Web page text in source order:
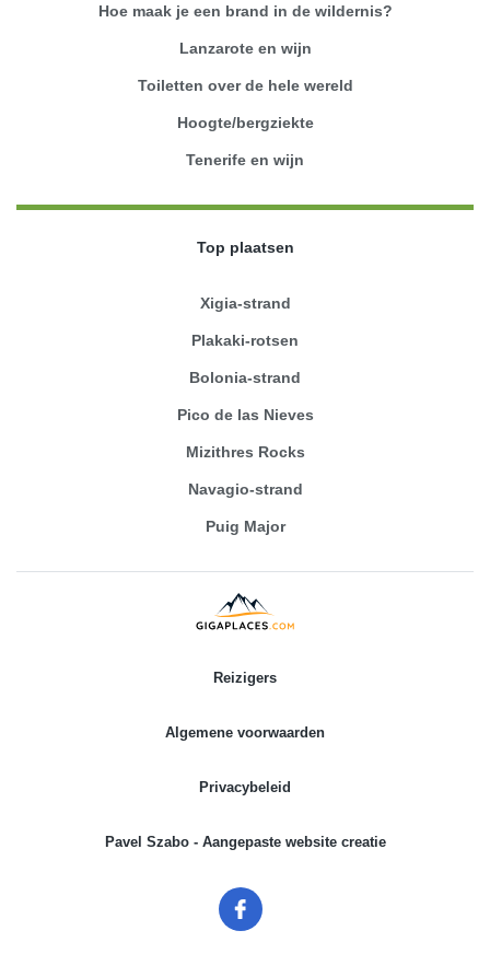
Hoe maak je een brand in de wildernis?
Lanzarote en wijn
Toiletten over de hele wereld
Hoogte/bergziekte
Tenerife en wijn
Top plaatsen
Xigia-strand
Plakaki-rotsen
Bolonia-strand
Pico de las Nieves
Mizithres Rocks
Navagio-strand
Puig Major
Reizigers
Algemene voorwaarden
Privacybeleid
Pavel Szabo - Aangepaste website creatie